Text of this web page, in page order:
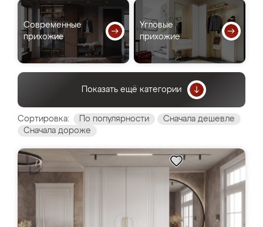
Современные
прихожие
Угловые
прихожие
Показать ещё категории
Сортировка: По популярности
Сначала дешевле
Сначала дороже